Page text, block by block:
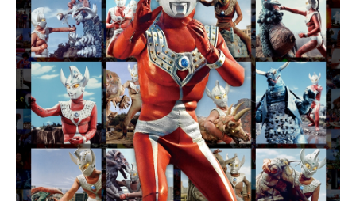
に、ルフィは航海に出た。作品名ON
EPIECE放送形態TVアニメスケジュ
ール1999年10月20日（水）～2024
年10月13日（日）フジテレビ系列に
て2025年4⽉5⽇（⼟）〜フジテレビ
系列にて放送再開キャストモンキ
ー・D・ルフィ：田中真弓ロロノア・
ゾロ：中井和哉ナミ：岡村明美ウソ
ップ：山口勝平サンジ：平田広明ト
ニートニー・チョッパー：大谷育江
ニコ・ロビン：山口由里子フランキ